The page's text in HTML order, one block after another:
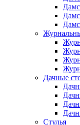
Дачные
Стулья